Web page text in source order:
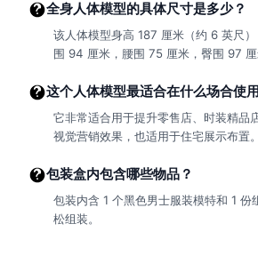
全身人体模型的具体尺寸是多少？
该人体模型身高 187 厘米（约 6 英尺
围 94 厘米，腰围 75 厘米，臀围 97 厘
这个人体模型最适合在什么场合使
它非常适合用于提升零售店、时装精品
视觉营销效果，也适用于住宅展示布置。
包装盒内包含哪些物品？
包装内含 1 个黑色男士服装模特和 1 份
松组装。